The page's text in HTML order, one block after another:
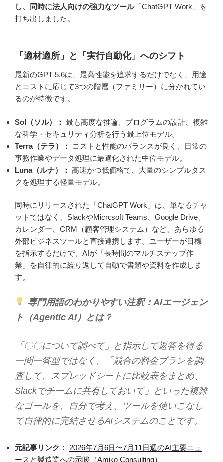
し、同時に法人向けの強力なツール「ChatGPT Work」を
打ち出しました。
「適材適所」と「実行自動化」へのシフト
最新のGPT-5.6は、最高性能を追求するだけでなく、用途
とコストに応じて3つの階層（ファミリー）に分かれてい
るのが特徴です。
Sol（ソル）： 最も高度な推論、プログラムの設計、複雑
な科学・セキュリティ分析を行う最上位モデル。
Terra（テラ）：
コストと性能のバランスが良く、日常の
事務作業やデータ処理に最適化された中位モデル。
Luna（ルナ）： 高速かつ低価格で、大量のシンプルタス
クを処理する軽量モデル。
同時にリリースされた「ChatGPT Work」は、単なるチャ
ットではなく、SlackやMicrosoft Teams、Google Drive、
カレンダー、CRM（顧客管理システム）など、あらゆる
外部ビジネスツールと直接連携します。ユーザーが目標
を指示するだけで、AIが「長時間のマルチステップ作
業」を自律的に繰り返して自動で書類や資料を作成しま
す。
専門用語のわかりやすい注釈：AIエージェン
ト（Agentic AI）とは？
「〇〇について調べて」と指示して返答を得る
一問一答型ではなく、「競合の料金プランを調
査して、スプレッドシートに比較表をまとめ、
Slackでチームに共有しておいて」といった複雑
なゴールを、自分で考え、ツールを使いこなし
て自律的に完結させるAIシステムのことです。
元記事リンク：
2026年7月6日〜7月11日週のAI主要ニュ
ースと製造業への示唆（Amiko Consulting）